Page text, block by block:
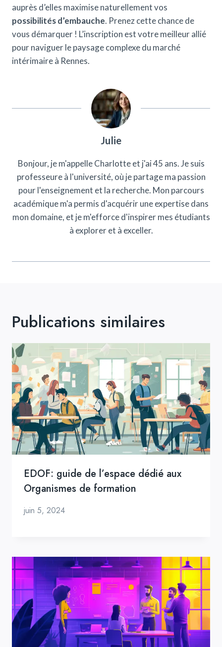
auprès d’elles maximise naturellement vos
possibilités d’embauche. Prenez cette chance de
vous démarquer ! L’inscription est votre meilleur allié
pour naviguer le paysage complexe du marché
intérimaire à Rennes.
Julie
Bonjour, je m'appelle Charlotte et j'ai 45 ans. Je suis
professeure à l'université, où je partage ma passion
pour l'enseignement et la recherche. Mon parcours
académique m'a permis d'acquérir une expertise dans
mon domaine, et je m'efforce d'inspirer mes étudiants
à explorer et à exceller.
Publications similaires
EDOF: guide de l’espace dédié aux
Organismes de formation
juin 5, 2024